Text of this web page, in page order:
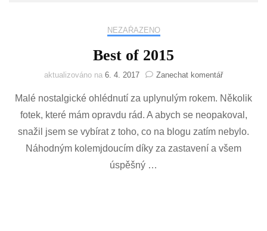
NEZAŘAZENO
Best of 2015
aktualizováno na 6. 4. 2017 Zanechat komentářna
of
2015
Malé nostalgické ohlédnutí za uplynulým rokem. Několik
fotek, které mám opravdu rád. A abych se neopakoval,
snažil jsem se vybírat z toho, co na blogu zatím nebylo.
Náhodným kolemjdoucím díky za zastavení a všem
úspěšný …